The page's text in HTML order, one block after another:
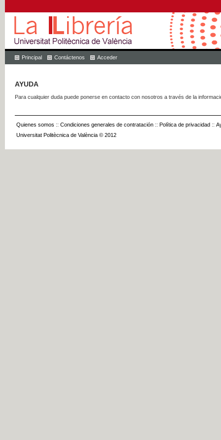
Principal Contáctenos Acceder
AYUDA
Para cualquier duda puede ponerse en contacto con nosotros a través de la
Quienes somos :: Condiciones generales de contratación :: Política de privacidad ::
Universitat Politècnica de València © 2012